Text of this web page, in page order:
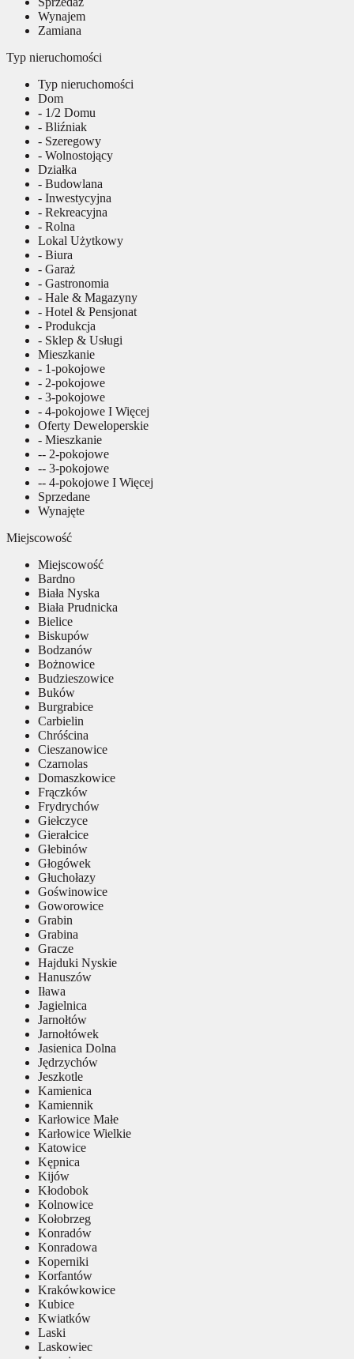
Wynajem
Zamiana
Typ nieruchomości
Typ nieruchomości
Dom
- 1/2 Domu
- Bliźniak
- Szeregowy
- Wolnostojący
Działka
- Budowlana
- Inwestycyjna
- Rekreacyjna
- Rolna
Lokal Użytkowy
- Biura
- Garaż
- Gastronomia
- Hale & Magazyny
- Hotel & Pensjonat
- Produkcja
- Sklep & Usługi
Mieszkanie
- 1-pokojowe
- 2-pokojowe
- 3-pokojowe
- 4-pokojowe I Więcej
Oferty Deweloperskie
- Mieszkanie
-- 2-pokojowe
-- 3-pokojowe
-- 4-pokojowe I Więcej
Sprzedane
Wynajęte
Miejscowość
Miejscowość
Bardno
Biała Nyska
Biała Prudnicka
Bielice
Biskupów
Bodzanów
Bożnowice
Budzieszowice
Buków
Burgrabice
Carbielin
Chróścina
Cieszanowice
Czarnolas
Domaszkowice
Frączków
Frydrychów
Giełczyce
Gierałcice
Głebinów
Głogówek
Głuchołazy
Goświnowice
Goworowice
Grabin
Grabina
Gracze
Hajduki Nyskie
Hanuszów
Iława
Jagielnica
Jarnołtów
Jarnołtówek
Jasienica Dolna
Jędrzychów
Jeszkotle
Kamienica
Kamiennik
Karłowice Małe
Karłowice Wielkie
Katowice
Kępnica
Kijów
Kłodobok
Kolnowice
Kołobrzeg
Konradów
Konradowa
Koperniki
Korfantów
Krakówkowice
Kubice
Kwiatków
Laski
Laskowiec